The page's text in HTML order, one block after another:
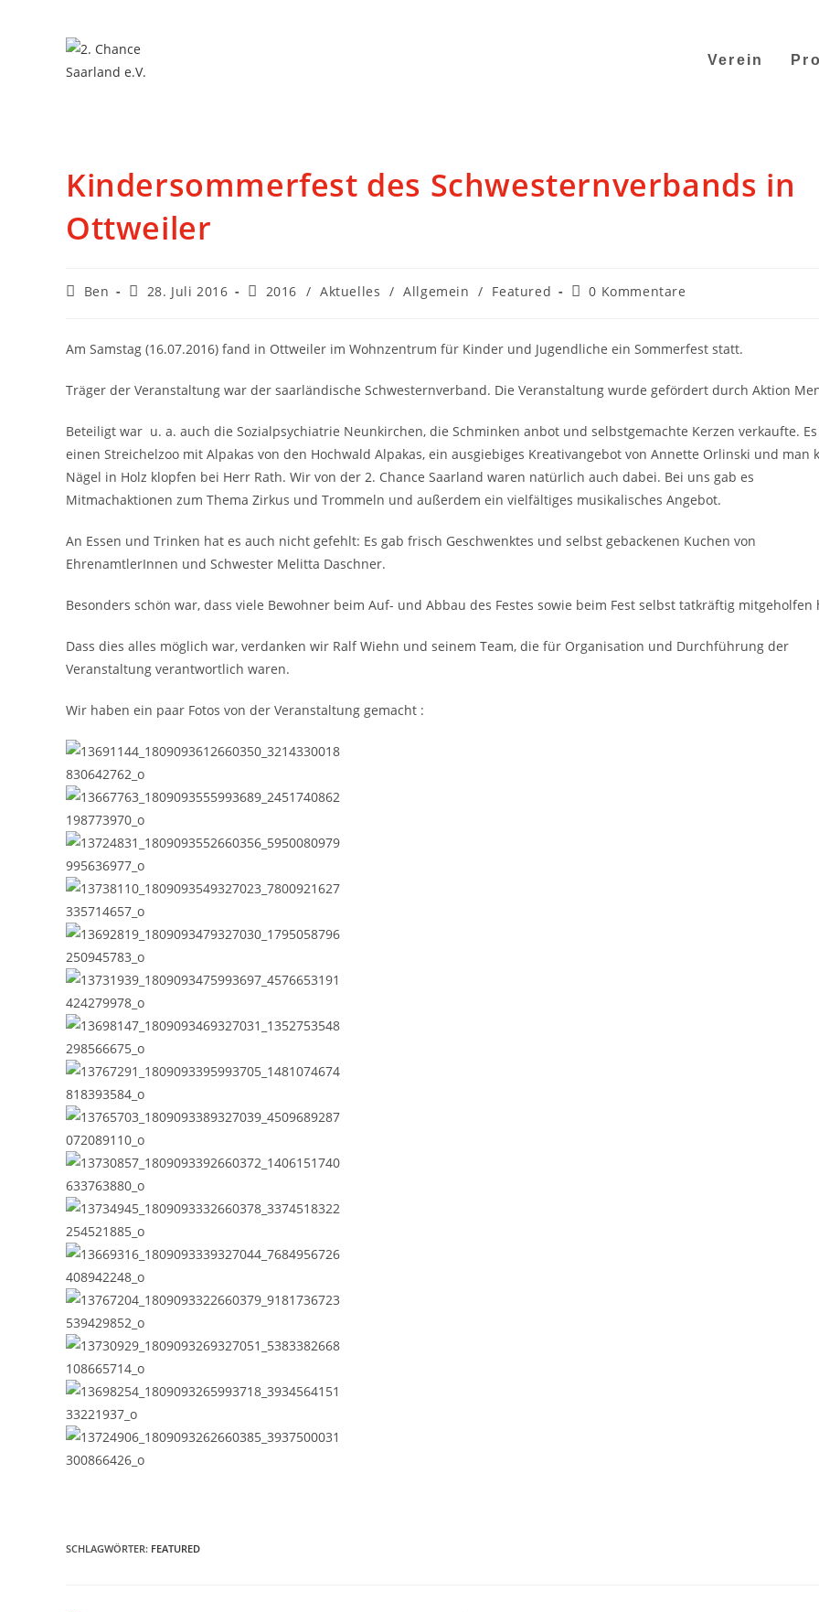
Verein
Kindersommerfest des Schwesternverbands in
Ottweiler
Ben 28. Juli 2016 2016 / Aktuelles / Allgemein / Featured 0 Kommentare
Am Samstag (16.07.2016) fand in Ottweiler im Wohnzentrum für Kinder und Jugendliche ein Sommerfest statt.
Träger der Veranstaltung war der saarländische Schwesternverband. Die Veranstaltung wurde gefördert durch Aktion
Beteiligt war u. a. auch die Sozialpsychiatrie Neunkirchen, die Schminken anbot und selbstgemachte Kerzen verkaufte.
einen Streichelzoo mit Alpakas von den Hochwald Alpakas, ein ausgiebiges Kreativangebot von Annette Orlinski und man
Nägel in Holz klopfen bei Herr Rath. Wir von der 2. Chance Saarland waren natürlich auch dabei. Bei uns gab es
Mitmachaktionen zum Thema Zirkus und Trommeln und außerdem ein vielfältiges musikalisches Angebot.
An Essen und Trinken hat es auch nicht gefehlt: Es gab frisch Geschwenktes und selbst gebackenen Kuchen von
EhrenamtlerInnen und Schwester Melitta Daschner.
Besonders schön war, dass viele Bewohner beim Auf- und Abbau des Festes sowie beim Fest selbst tatkräftig mitgeholfen
Dass dies alles möglich war, verdanken wir Ralf Wiehn und seinem Team, die für Organisation und Durchführung der
Veranstaltung verantwortlich waren.
Wir haben ein paar Fotos von der Veranstaltung gemacht :
SCHLAGWÖRTER: FEATURED